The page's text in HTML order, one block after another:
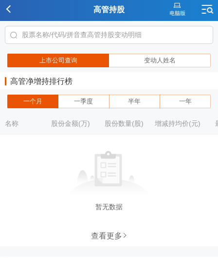
高管持股
上市公司查询 变动人姓名
高管净增持排行榜
一个月 一季度 半年 一年
名称 股份金额(万) 股份数量(股) 增减持均价(元)
暂无数据
查看更多